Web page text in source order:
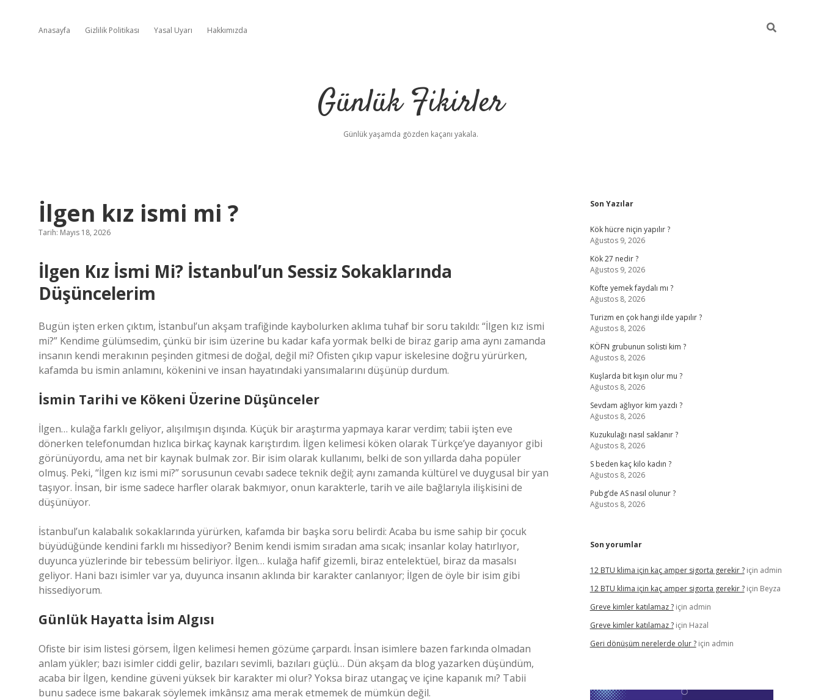
Anasayfa Gizlilik Politikası Yasal Uyarı Hakkımızda
Günlük Fikirler
Günlük yaşamda gözden kaçanı yakala.
İlgen kız ismi mi ?
Tarih: Mayıs 18, 2026
İlgen Kız İsmi Mi? İstanbul’un Sessiz Sokaklarında
Düşüncelerim
Bugün işten erken çıktım, İstanbul’un akşam trafiğinde kaybolurken aklıma tuhaf bir soru takıldı: “İlgen kız ismi
mi?” Kendime gülümsedim, çünkü bir isim üzerine bu kadar kafa yormak belki de biraz garip ama aynı zamanda
insanın kendi merakının peşinden gitmesi de doğal, değil mi? Ofisten çıkıp vapur iskelesine doğru yürürken,
kafamda bu ismin anlamını, kökenini ve insan hayatındaki yansımalarını düşünüp durdum.
İsmin Tarihi ve Kökeni Üzerine Düşünceler
İlgen… kulağa farklı geliyor, alışılmışın dışında. Küçük bir araştırma yapmaya karar verdim; tabii işten eve
dönerken telefonumdan hızlıca birkaç kaynak karıştırdım. İlgen kelimesi köken olarak Türkçe’ye dayanıyor gibi
görünüyordu, ama net bir kaynak bulmak zor. Bir isim olarak kullanımı, belki de son yıllarda daha popüler
olmuş. Peki, “İlgen kız ismi mi?” sorusunun cevabı sadece teknik değil; aynı zamanda kültürel ve duygusal bir yan
taşıyor. İnsan, bir isme sadece harfler olarak bakmıyor, onun karakterle, tarih ve aile bağlarıyla ilişkisini de
düşünüyor.
İstanbul’un kalabalık sokaklarında yürürken, kafamda bir başka soru belirdi: Acaba bu isme sahip bir çocuk
büyüdüğünde kendini farklı mı hissediyor? Benim kendi ismim sıradan ama sıcak; insanlar kolay hatırlıyor,
duyunca yüzlerinde bir tebessüm beliriyor. İlgen… kulağa hafif gizemli, biraz entelektüel, biraz da masalsı
geliyor. Hani bazı isimler var ya, duyunca insanın aklında bir karakter canlanıyor; İlgen de öyle bir isim gibi
hissediyorum.
Günlük Hayatta İsim Algısı
Ofiste bir isim listesi görsem, İlgen kelimesi hemen gözüme çarpardı. İnsan isimlere bazen farkında olmadan
anlam yükler; bazı isimler ciddi gelir, bazıları sevimli, bazıları güçlü… Dün akşam da blog yazarken düşündüm,
acaba bir İlgen, kendine güveni yüksek bir karakter mi olur? Yoksa biraz utangaç ve içine kapanık mı? Tabii
bunu sadece isme bakarak söylemek imkânsız ama merak etmemek de mümkün değil.
Sidebar
Son Yazılar
Kök hücre niçin yapılır ?
Ağustos 9, 2026
Kök 27 nedir ?
Ağustos 9, 2026
Köfte yemek faydalı mı ?
Ağustos 8, 2026
Turizm en çok hangi ilde yapılır ?
Ağustos 8, 2026
KÖFN grubunun solisti kim ?
Ağustos 8, 2026
Kuşlarda bit kışın olur mu ?
Ağustos 8, 2026
Sevdam ağlıyor kim yazdı ?
Ağustos 8, 2026
Kuzukulağı nasıl saklanır ?
Ağustos 8, 2026
S beden kaç kilo kadın ?
Ağustos 8, 2026
Pubg’de AS nasıl olunur ?
Ağustos 8, 2026
Son yorumlar
12 BTU klima için kaç amper sigorta gerekir ?için admin
12 BTU klima için kaç amper sigorta gerekir ?için Beyza
Greve kimler katılamaz ?için admin
Greve kimler katılamaz ?için Hazal
Geri dönüşüm nerelerde olur ?için admin